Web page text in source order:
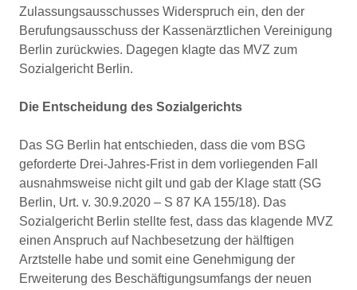
Zulassungsausschusses Widerspruch ein, den der
Berufungsausschuss der Kassenärztlichen Vereinigung
Berlin zurückwies. Dagegen klagte das MVZ zum
Sozialgericht Berlin.
Die Entscheidung des Sozialgerichts
Das SG Berlin hat entschieden, dass die vom BSG
geforderte Drei-Jahres-Frist in dem vorliegenden Fall
ausnahmsweise nicht gilt und gab der Klage statt (SG
Berlin, Urt. v. 30.9.2020 – S 87 KA 155/18). Das
Sozialgericht Berlin stellte fest, dass das klagende MVZ
einen Anspruch auf Nachbesetzung der hälftigen
Arztstelle habe und somit eine Genehmigung der
Erweiterung des Beschäftigungsumfangs der neuen